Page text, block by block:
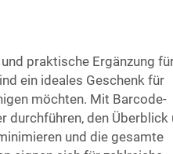
praktische Ergänzung
ein ideales Geschenk für
möchten. Mit Barcode-
durchführen, den Überblick
und die gesamte